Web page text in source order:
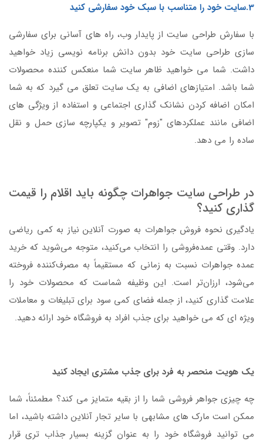
3.سایت خود را متناسب با سبک خود سفارشی کنید
با سفارش طراحی سایت از پایدار وب، راه های آسانی برای سفارشی
سازی طراحی سایت خود بدون دانش برنامه نویسی زیاد خواهید
داشت. شما می خواهید ظاهر سایت شما منعکس کننده محصولات
شما باشد. امتیازهای اضافی به یک سایت تعلق می گیرد که به شما
امکان اضافه کردن نشانک گذاری اجتماعی و استفاده از ویژگی های
اضافی مانند عملکردهای "زوم" تصویر و یکپارچه سازی حمل و نقل
ساده را می دهد.
در طراحی سایت جواهرات چگونه باید اقلام را قیمت
گذاری کنید؟
یادگیری نحوه فروش جواهرات به صورت آنلاین نیاز به کمی ریاضی
دارد. وقتی عمده‌فروشی را انتخاب می‌کنید، متوجه می‌شوید که خرید
عمده جواهرات نسبت به زمانی که مستقیماً به مصرف‌کننده فروخته
می‌شود، ارزان‌تر است. این وظیفه شماست که محصولات خود را
علامت گذاری کنید، از جمله فضای کمی سود برای تبلیغات و معاملات
ویژه ای که می خواهید برای جذب افراد به فروشگاه خود ارائه دهید.
یک هویت منحصر به فرد برای جذب مشتری ایجاد کنید
چه چیزی جواهر فروشی شما را از بقیه متمایز می کند؟ مطمئناً، شما
ممکن است مارک های مشابهی با سایر تجار آنلاین داشته باشید، اما
می توانید فروشگاه خود را به عنوان گزینه بسیار جذاب تری قرار